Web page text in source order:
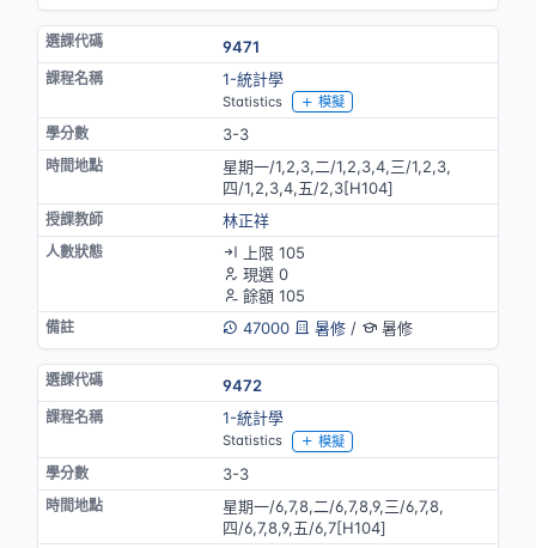
9471
1-統計學
Statistics 模擬
3-3
星期一/1,2,3,二/1,2,3,4,三/1,2,3,
四/1,2,3,4,五/2,3[H104]
林正祥
上限 105
現選 0
餘額 105
47000
暑修/ 暑修
9472
1-統計學
Statistics 模擬
3-3
星期一/6,7,8,二/6,7,8,9,三/6,7,8,
四/6,7,8,9,五/6,7[H104]